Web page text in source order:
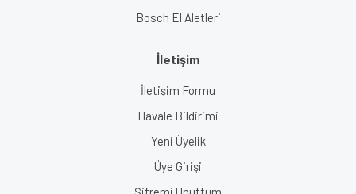
Bosch El Aletleri
İletişim
İletişim Formu
Havale Bildirimi
Yeni Üyelik
Üye Girişi